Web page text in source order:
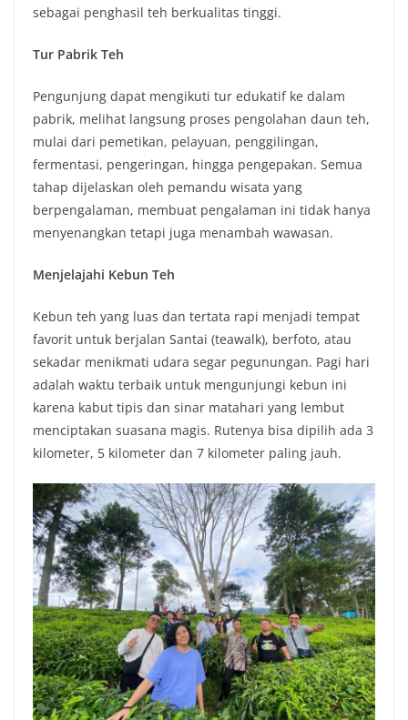
sebagai penghasil teh berkualitas tinggi.
Tur Pabrik Teh
Pengunjung dapat mengikuti tur edukatif ke dalam
pabrik, melihat langsung proses pengolahan daun teh,
mulai dari pemetikan, pelayuan, penggilingan,
fermentasi, pengeringan, hingga pengepakan. Semua
tahap dijelaskan oleh pemandu wisata yang
berpengalaman, membuat pengalaman ini tidak hanya
menyenangkan tetapi juga menambah wawasan.
Menjelajahi Kebun Teh
Kebun teh yang luas dan tertata rapi menjadi tempat
favorit untuk berjalan Santai (teawalk), berfoto, atau
sekadar menikmati udara segar pegunungan. Pagi hari
adalah waktu terbaik untuk mengunjungi kebun ini
karena kabut tipis dan sinar matahari yang lembut
menciptakan suasana magis. Rutenya bisa dipilih ada 3
kilometer, 5 kilometer dan 7 kilometer paling jauh.